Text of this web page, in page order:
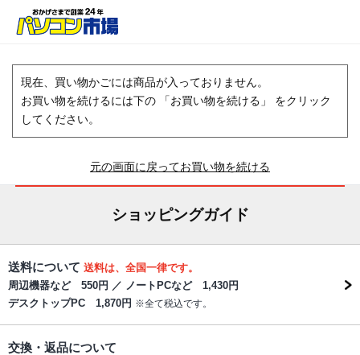
現在、買い物かごには商品が入っておりません。
お買い物を続けるには下の 「お買い物を続ける」 をクリック
してください。
元の画面に戻ってお買い物を続ける
ショッピングガイド
送料について 送料は、全国一律です。
周辺機器など 550円 ／ ノートPCなど 1,430円
デスクトップPC 1,870円 ※全て税込です。
交換・返品について